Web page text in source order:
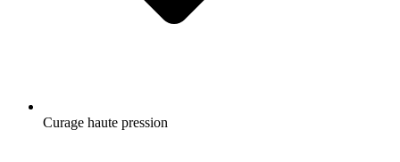
Curage haute pression